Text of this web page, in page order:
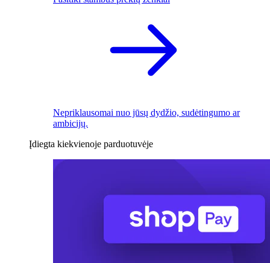
Nepriklausomai nuo jūsų dydžio, sudėtingumo ar
ambicijų.
Įdiegta kiekvienoje parduotuvėje